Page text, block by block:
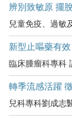
辨別致敏原 擺
兒童免疫、過敏
新型止嘔藥有
臨床腫瘤科專科
轉季流感活躍
兒科專科劉成志